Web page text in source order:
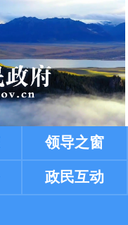
领导之窗
政民互动